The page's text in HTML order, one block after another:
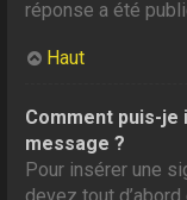
réponse a été
Haut
Comment puis-
message ?
Pour insérer une
devez tout